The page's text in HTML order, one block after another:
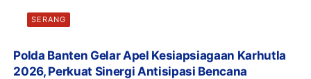
SERANG
Polda Banten Gelar Apel Kesiapsiagaan Karhutla
2026, Perkuat Sinergi Antisipasi Bencana